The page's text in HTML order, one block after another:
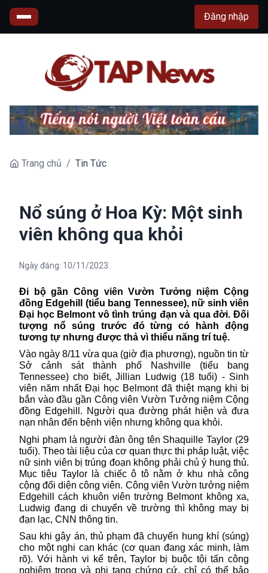
Đăng nhập
Trang chủ / Tin Tức
Nổ súng ở Hoa Kỳ: Một sinh
viên không qua khỏi
Ngày đăng: 10/11/2023
Đi bộ gần Công viên Vườn Tưởng niệm Cộng
đồng Edgehill (tiểu bang Tennessee), nữ sinh viên
Đại học Belmont vô tình trúng đạn và qua đời. Đối
tượng nổ súng trước đó từng có hành động
tương tự nhưng được thả vì thiểu năng trí tuệ.
Vào ngày 8/11 vừa qua (giờ địa phương), nguồn tin từ
Sở cảnh sát thành phố Nashville (tiểu bang
Tennessee) cho biết, Jillian Ludwig (18 tuổi) - Sinh
viên năm nhất Đại học Belmont đã thiệt mạng khi bị
bắn vào đầu gần Công viên Vườn Tưởng niệm Cộng
đồng Edgehill. Người qua đường phát hiện và đưa
nạn nhân đến bệnh viện nhưng không qua khỏi.
Nghi phạm là người đàn ông tên Shaquille Taylor (29
tuổi). Theo tài liệu của cơ quan thực thi pháp luật, việc
nữ sinh viên bị trúng đoạn không phải chủ ý hung thủ.
Mục tiêu Taylor là chiếc ô tô nằm ở khu nhà công
cộng đối diện công viên. Công viên Vườn tưởng niệm
Edgehill cách khuôn viên trường Belmont không xa,
Ludwig đang di chuyển về trường thì không may bị
đạn lạc, CNN thông tin.
Sau khi gây án, thủ phạm đã chuyển hung khí (súng)
cho một nghi can khác (cơ quan đang xác minh, làm
rõ). Với hành vi kể trên, Taylor bị buộc tội tấn công
nghiêm trọng và phi tang chứng cứ, chỉ có thể bảo